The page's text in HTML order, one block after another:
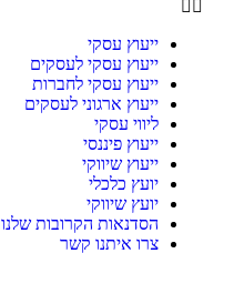
ייעוץ עסקי
ייעוץ עסקי לעסקים
ייעוץ עסקי לחברות
ייעוץ ארגוני לעסקים
ליווי עסקי
ייעוץ פיננסי
ייעוץ שיווקי
יועץ כלכלי
יועץ שיווקי
הסדנאות הקרובות שלנו
צרו איתנו קשר